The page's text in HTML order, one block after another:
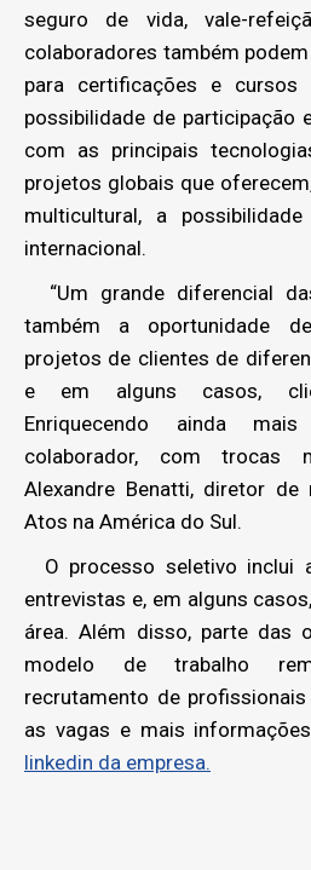
seguro de vida, vale-
colaboradores também
para certificações e
possibilidade de participação
com as principais
projetos globais que
multicultural, a
internacional.
“Um grande diferencial
também a oportunidade
projetos de clientes de
e em alguns casos,
Enriquecendo ainda
colaborador, com trocas
Alexandre Benatti, diretor de
Atos na América do Sul.
O processo seletivo inclui
entrevistas e, em alguns
área. Além disso, parte das
modelo de trabalho
recrutamento de
as vagas e mais
linkedin da empresa.